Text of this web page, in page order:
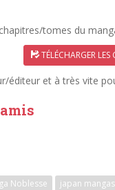
tomes du
TÉLÉCHARGER LES
éditeur et à très vite
Noblesse japan